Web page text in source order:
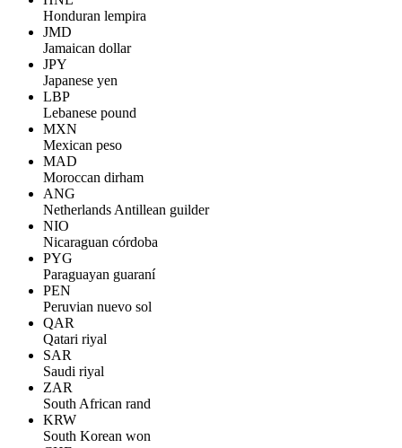
Honduran lempira
JMD
Jamaican dollar
JPY
Japanese yen
LBP
Lebanese pound
MXN
Mexican peso
MAD
Moroccan dirham
ANG
Netherlands Antillean guilder
NIO
Nicaraguan córdoba
PYG
Paraguayan guaraní
PEN
Peruvian nuevo sol
QAR
Qatari riyal
SAR
Saudi riyal
ZAR
South African rand
KRW
South Korean won